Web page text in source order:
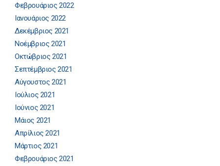
Φεβρουάριος 2022
Ιανουάριος 2022
Δεκέμβριος 2021
Νοέμβριος 2021
Οκτώβριος 2021
Σεπτέμβριος 2021
Αύγουστος 2021
Ιούλιος 2021
Ιούνιος 2021
Μάιος 2021
Απρίλιος 2021
Μάρτιος 2021
Φεβρουάριος 2021